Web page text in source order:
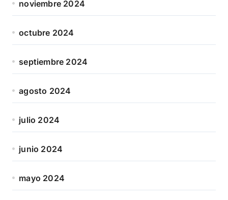
noviembre 2024
octubre 2024
septiembre 2024
agosto 2024
julio 2024
junio 2024
mayo 2024